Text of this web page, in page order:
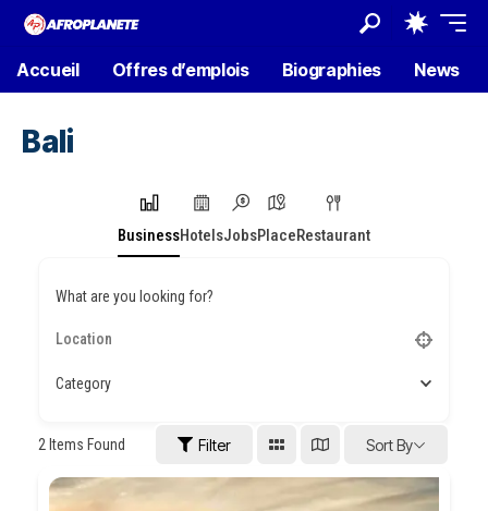
Accueil Offres d’emplois Biographies News
Bali
BusinessHotelsJobsPlaceRestaurant
What are you looking for?
Category
2 Items Found Filter Sort By